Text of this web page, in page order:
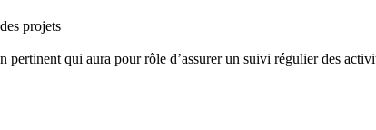
projets
pertinent qui aura pour rôle d’assurer un suivi régulier des